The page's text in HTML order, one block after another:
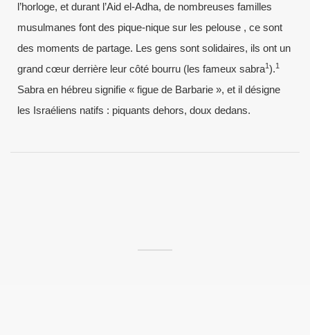
l’horloge, et durant l’Aid el-Adha, de nombreuses familles
musulmanes font des pique-nique sur les pelouse , ce sont
des moments de partage. Les gens sont solidaires, ils ont un
grand cœur derrière leur côté bourru (les fameux sabra1).1
Sabra en hébreu signifie « figue de Barbarie », et il désigne
les Israéliens natifs : piquants dehors, doux dedans.